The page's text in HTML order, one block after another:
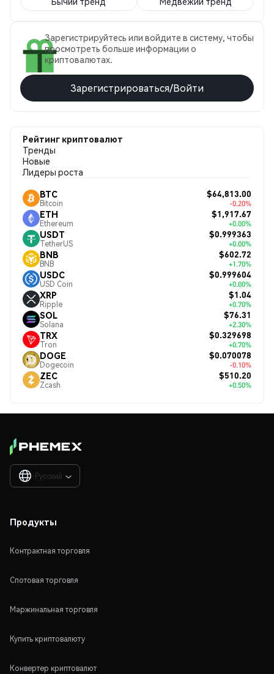
Зарегистрируйтесь или войдите в систему, чтобы
просмотреть больше информации о
криптовалютах.
Зарегистрироваться/Войти
Рейтинг криптовалют
Тренды
Новые
Лидеры роста
BTC
Bitcoin
$64,813.00
-0.20%
ETH
Ethereum
$1,917.67
+0.00%
USDT
TetherUS
$0.999363
+0.00%
BNB
BNB
$602.72
+1.70%
USDC
USD Coin
$0.999604
+0.00%
XRP
Ripple
$1.04
+0.70%
SOL
Solana
$76.31
+2.30%
TRX
Tron
$0.329698
+0.70%
DOGE
Dogecoin
$0.070078
-0.10%
ZEC
Zcash
$510.20
+0.50%
Русский 
Продукты
Контрактная торговля
Спотовая торговля
Маржинальная торговля
Купить криптовалюту
Конвертер криптовалют